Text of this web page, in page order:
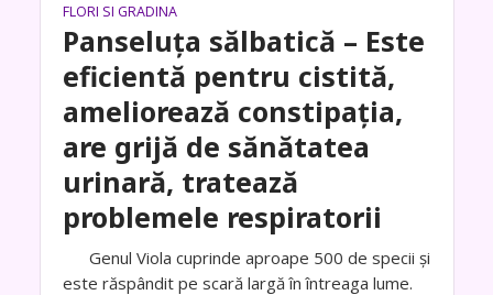
FLORI SI GRADINA
Panseluța sălbatică – Este
eficientă pentru cistită,
ameliorează constipația,
are grijă de sănătatea
urinară, tratează
problemele respiratorii
Genul Viola cuprinde aproape 500 de specii și
este răspândit pe scară largă în întreaga lume.